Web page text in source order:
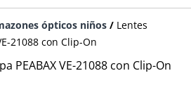
ópticos niños / Lentes
21088 con Clip-On